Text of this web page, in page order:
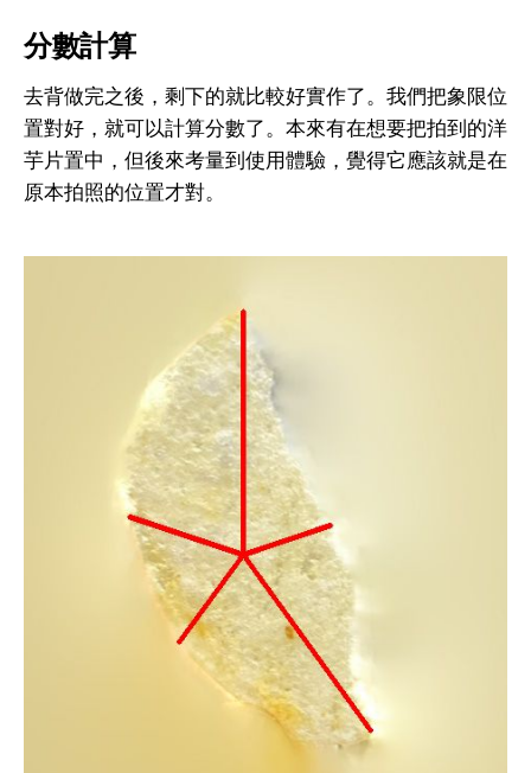
分數計算
去背做完之後，剩下的就比較好實作了。我們把象限位
置對好，就可以計算分數了。本來有在想要把拍到的洋
芋片置中，但後來考量到使用體驗，覺得它應該就是在
原本拍照的位置才對。